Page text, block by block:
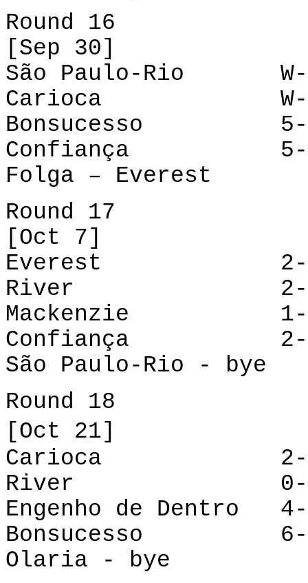
Round 16
[Sep 30]
São Paulo-Rio W-O
Carioca
Bonsucesso
Confiança
Folga – Everest
Round 17
[Oct 7]
Everest
River
2-6
Mackenzie 1-0
Confiança 2-4
São Paulo-Rio - bye
Round 18
[Oct 21]
Carioca
2-
River
0-
Engenho de Dentro
Bonsucesso
6-
Olaria - bye